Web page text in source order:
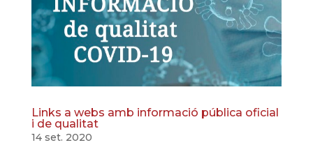
Links a webs amb informació pública oficial
i de qualitat
14 set. 2020